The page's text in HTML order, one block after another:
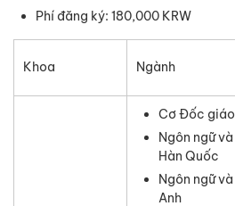
Phí đăng ký: 180,000 KRW
Khoa Ngành
Cơ Đốc giáo
Ngôn ngữ
Hàn Quốc
Ngôn ngữ
Anh